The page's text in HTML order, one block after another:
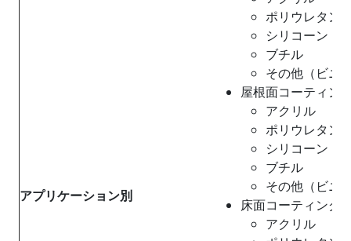
アプリケーション別
ポリウレタン
シリコーン
ブチル
その他（ビニ
屋根面コーティン
アクリル
ポリウレタン
シリコーン
ブチル
その他（ビニ
床面コーティング
アクリル